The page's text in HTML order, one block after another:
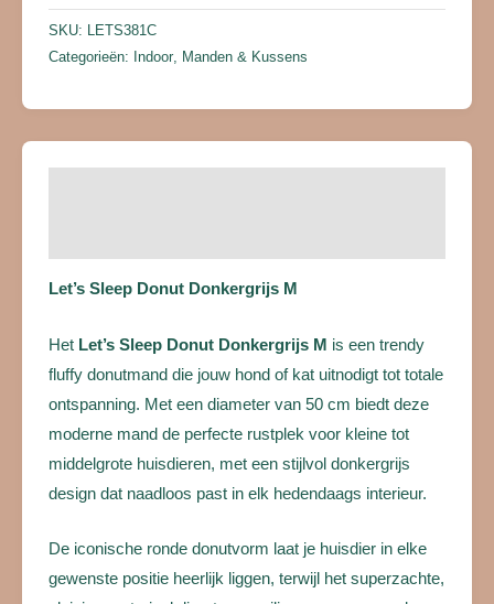
SKU: LETS381C
Categorieën: Indoor, Manden & Kussens
Let’s Sleep Donut Donkergrijs M
Het Let’s Sleep Donut Donkergrijs M is een trendy
fluffy donutmand die jouw hond of kat uitnodigt tot totale
ontspanning. Met een diameter van 50 cm biedt deze
moderne mand de perfecte rustplek voor kleine tot
middelgrote huisdieren, met een stijlvol donkergrijs
design dat naadloos past in elk hedendaags interieur.
De iconische ronde donutvorm laat je huisdier in elke
gewenste positie heerlijk liggen, terwijl het superzachte,